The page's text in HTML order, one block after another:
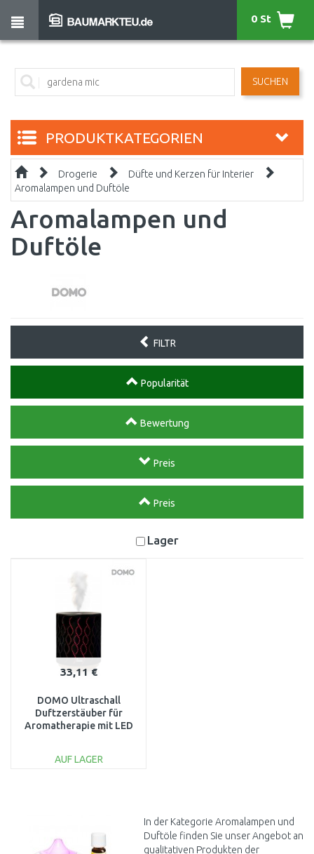
SUCHEN
0 St
PRODUKTKATEGORIEN
Drogerie
Düfte und Kerzen für Interier
Aromalampen und Duftöle
Aromalampen und
Duftöle
FILTR
Popularität
Bewertung
Preis
Preis
Lager
33,11 €
DOMO Ultraschall
Duftzerstäuber für
Aromatherapie mit LED
AUF LAGER
In der Kategorie Aromalampen und
Duftöle finden Sie unser Angebot an
qualitativen Produkten der